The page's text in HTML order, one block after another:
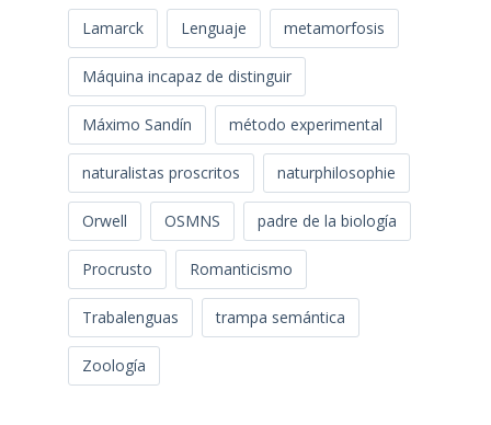
Lamarck Lenguaje metamorfosis
Máquina incapaz de distinguir
Máximo Sandín método experimental
naturalistas proscritos naturphilosophie
Orwell OSMNS padre de la biología
Procrusto Romanticismo
Trabalenguas trampa semántica
Zoología